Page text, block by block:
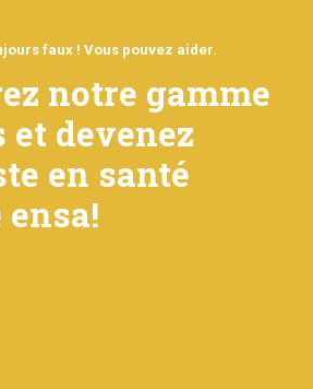
faux ! Vous pouvez aider.
notre gamme
et devenez
en santé